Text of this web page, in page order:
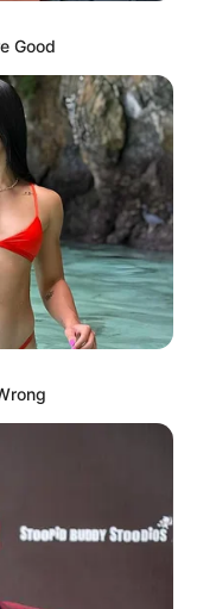
youtubeαν
Η
από τα
τον αγώνα με
λάικ σας…
ΕΓΓΡΑΦΕΊΤΕ
ΑΚΟΛΟΥΘΉΣΤΕ
Good